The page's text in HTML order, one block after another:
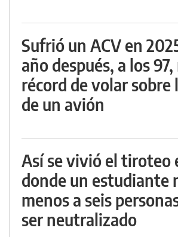
Sufrió un ACV en
año después, a los
récord de volar sobre
de un avión
Así se vivió el tiroteo
donde un estudiante
menos a seis
ser neutralizado